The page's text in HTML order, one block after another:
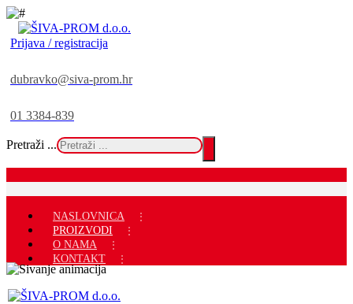
Prijava / registracija
dubravko@siva-prom.hr
01 3384-839
Pretraži ...
NASLOVNICA
PROIZVODI
O NAMA
KONTAKT